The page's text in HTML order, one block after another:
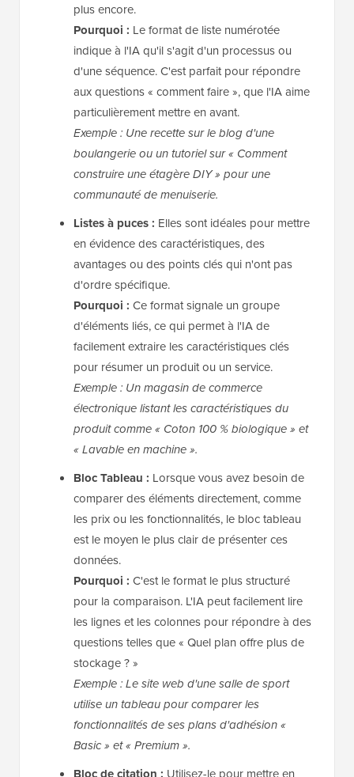
plus encore.
Pourquoi : Le format de liste numérotée
indique à l'IA qu'il s'agit d'un processus ou
d'une séquence. C'est parfait pour répondre
aux questions « comment faire », que l'IA aime
particulièrement mettre en avant.
Exemple : Une recette sur le blog d'une
boulangerie ou un tutoriel sur « Comment
construire une étagère DIY » pour une
communauté de menuiserie.
Listes à puces : Elles sont idéales pour mettre
en évidence des caractéristiques, des
avantages ou des points clés qui n'ont pas
d'ordre spécifique.
Pourquoi : Ce format signale un groupe
d'éléments liés, ce qui permet à l'IA de
facilement extraire les caractéristiques clés
pour résumer un produit ou un service.
Exemple : Un magasin de commerce
électronique listant les caractéristiques du
produit comme « Coton 100 % biologique » et
« Lavable en machine ».
Bloc Tableau : Lorsque vous avez besoin de
comparer des éléments directement, comme
les prix ou les fonctionnalités, le bloc tableau
est le moyen le plus clair de présenter ces
données.
Pourquoi : C'est le format le plus structuré
pour la comparaison. L'IA peut facilement lire
les lignes et les colonnes pour répondre à des
questions telles que « Quel plan offre plus de
stockage ? »
Exemple : Le site web d'une salle de sport
utilise un tableau pour comparer les
fonctionnalités de ses plans d'adhésion «
Basic » et « Premium ».